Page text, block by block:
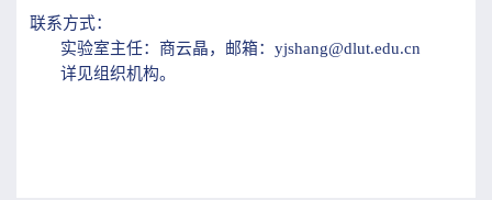
联系方式：
实验室主任：商云晶，邮箱：yjshang@dlut.edu.cn
详见组织机构。